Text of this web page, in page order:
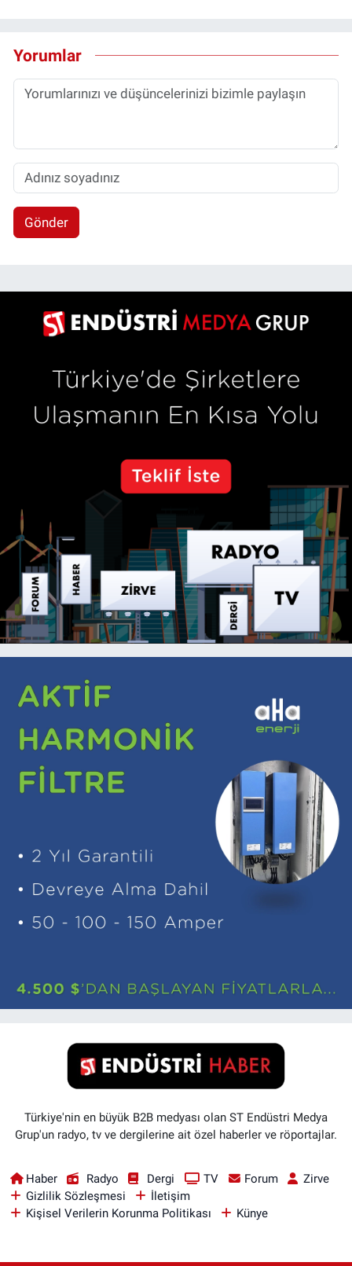
Yorumlar
Gönder
Türkiye'nin en büyük B2B medyası olan ST Endüstri Medya
Grup'un radyo, tv ve dergilerine ait özel haberler ve röportajlar.
Haber Radyo Dergi TV Forum
Zirve
Gizlilik Sözleşmesi
İletişim
Kişisel Verilerin Korunma Politikası
Künye